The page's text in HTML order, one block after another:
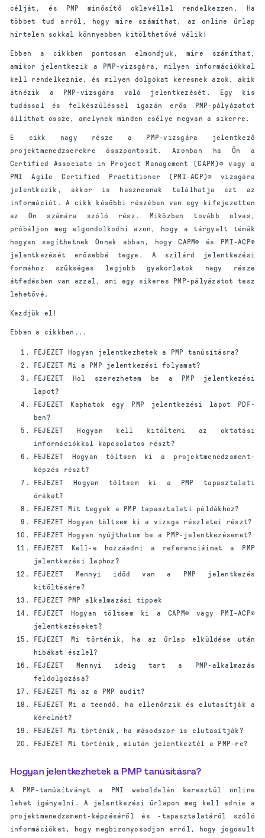
célját, és PMP minősítő oklevéllel rendelkezzen. Ha
többet tud arról, hogy mire számíthat, az online űrlap
hirtelen sokkal könnyebben kitölthetővé válik!
Ebben a cikkben pontosan elmondjuk, mire számíthat,
amikor jelentkezik a PMP-vizsgára, milyen információkkal
kell rendelkeznie, és milyen dolgokat keresnek azok, akik
átnézik a PMP-vizsgára való jelentkezését. Egy kis
tudással és felkészüléssel igazán erős PMP-pályázatot
állíthat össze, amelynek minden esélye megvan a sikerre.
E cikk nagy része a PMP-vizsgára jelentkező
projektmenedzserekre összpontosít. Azonban ha Ön a
Certified Associate in Project Management (CAPM)® vagy a
PMI Agile Certified Practitioner (PMI-ACP)® vizsgára
jelentkezik, akkor is hasznosnak találhatja ezt az
információt. A cikk későbbi részében van egy kifejezetten
az Ön számára szóló rész. Miközben tovább olvas,
próbáljon meg elgondolkodni azon, hogy a tárgyalt témák
hogyan segíthetnek Önnek abban, hogy CAPM® és PMI-ACP®
jelentkezését erősebbé tegye. A szilárd jelentkezési
formához szükséges legjobb gyakorlatok nagy része
átfedésben van azzal, ami egy sikeres PMP-pályázatot tesz
lehetővé.
Kezdjük el!
Ebben a cikkben...
FEJEZET Hogyan jelentkezhetek a PMP tanúsításra?
FEJEZET Mi a PMP jelentkezési folyamat?
FEJEZET Hol szerezhetem be a PMP jelentkezési
lapot?
FEJEZET Kaphatok egy PMP jelentkezési lapot PDF-
ben?
FEJEZET Hogyan kell kitölteni az oktatási
információkkal kapcsolatos részt?
FEJEZET Hogyan töltsem ki a projektmenedzsment-
képzés részt?
FEJEZET Hogyan töltsem ki a PMP tapasztalati
órákat?
FEJEZET Mit tegyek a PMP tapasztalati példákhoz?
FEJEZET Hogyan töltsem ki a vizsga részletei részt?
FEJEZET Hogyan nyújthatom be a PMP-jelentkezésemet?
FEJEZET Kell-e hozzáadni a referenciáimat a PMP
jelentkezési laphoz?
FEJEZET Mennyi időd van a PMP jelentkezés
kitöltésére?
FEJEZET PMP alkalmazási tippek
FEJEZET Hogyan töltsem ki a CAPM® vagy PMI-ACP®
jelentkezéseket?
FEJEZET Mi történik, ha az űrlap elküldése után
hibákat észlel?
FEJEZET Mennyi ideig tart a PMP-alkalmazás
feldolgozása?
FEJEZET Mi az a PMP audit?
FEJEZET Mi a teendő, ha ellenőrzik és elutasítják a
kérelmét?
FEJEZET Mi történik, ha másodszor is elutasítják?
FEJEZET Mi történik, miután jelentkeztél a PMP-re?
Hogyan jelentkezhetek a PMP tanúsításra?
A PMP-tanúsítványt a PMI weboldalán keresztül online
lehet igényelni. A jelentkezési űrlapon meg kell adnia a
projektmenedzsment-képzéséről és -tapasztalatáról szóló
információkat, hogy megbizonyosodjon arról, hogy jogosult